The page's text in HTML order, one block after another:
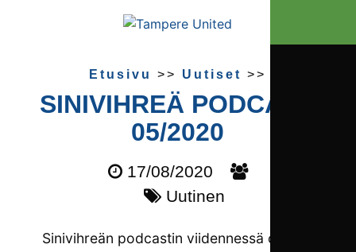
Etusivu >> Uutiset >>
SINIVIHREÄ PODCAST
05/2020
17/08/2020
Uutinen
Sinivihreän podcastin viidennessä osassa